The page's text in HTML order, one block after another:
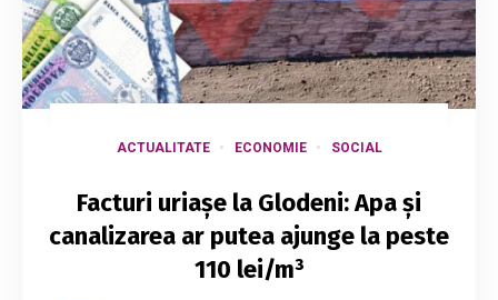
ACTUALITATE ECONOMIE SOCIAL
Facturi uriașe la Glodeni: Apa și
canalizarea ar putea ajunge la peste
110 lei/m³